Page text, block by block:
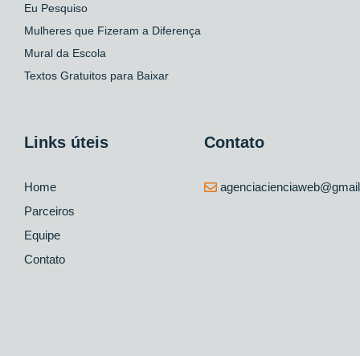
Eu Pesquiso
Mulheres que Fizeram a Diferença
Mural da Escola
Textos Gratuitos para Baixar
Links úteis
Home
Parceiros
Equipe
Contato
Contato